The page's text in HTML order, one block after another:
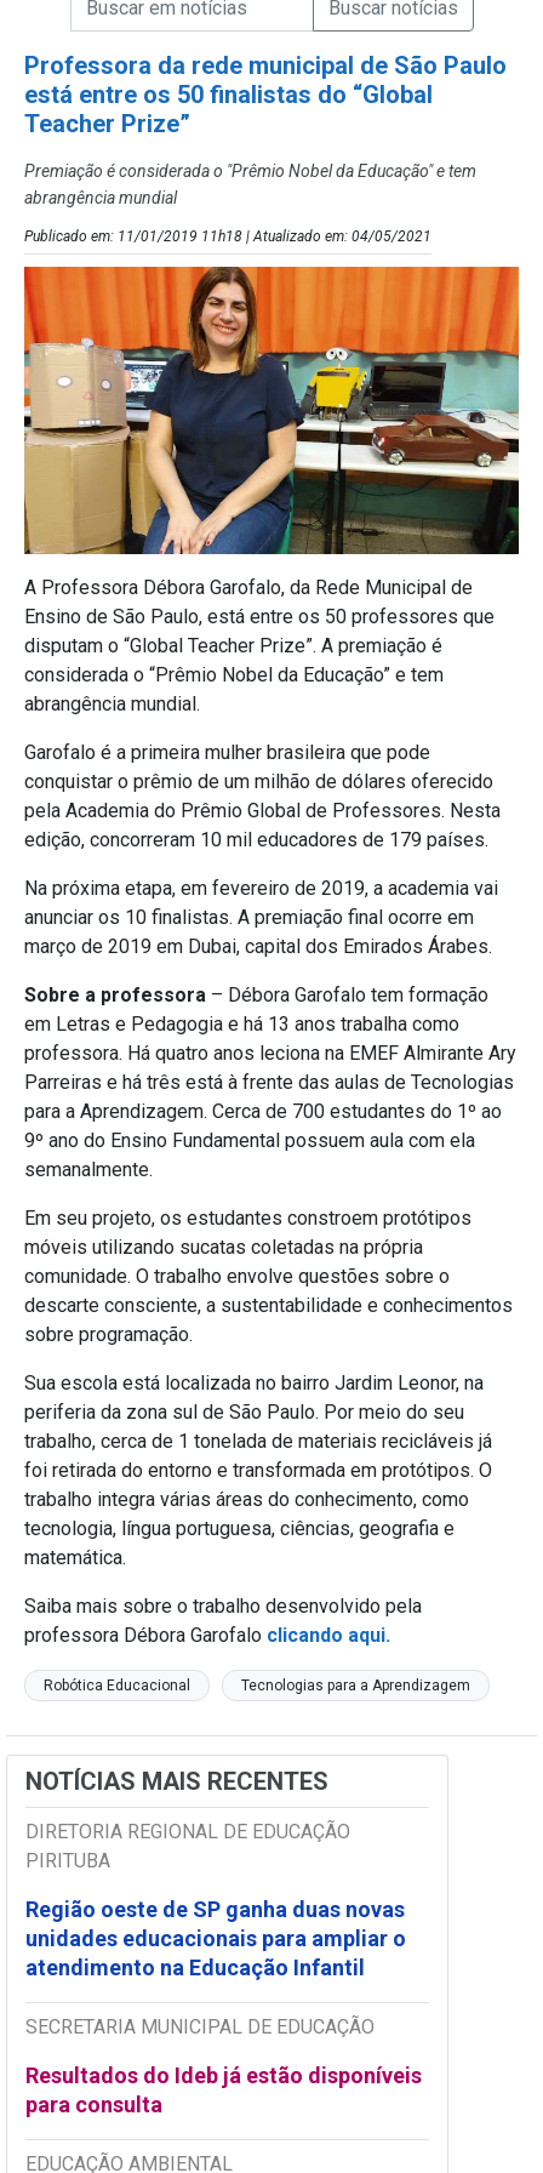
Professora da rede municipal de São Paulo
está entre os 50 finalistas do “Global
Teacher Prize”
Premiação é considerada o "Prêmio Nobel da Educação" e tem
abrangência mundial
Publicado em: 11/01/2019 11h18 | Atualizado em: 04/05/2021
A Professora Débora Garofalo, da Rede Municipal de
Ensino de São Paulo, está entre os 50 professores que
disputam o “Global Teacher Prize”. A premiação é
considerada o “Prêmio Nobel da Educação” e tem
abrangência mundial.
Garofalo é a primeira mulher brasileira que pode
conquistar o prêmio de um milhão de dólares oferecido
pela Academia do Prêmio Global de Professores. Nesta
edição, concorreram 10 mil educadores de 179 países.
Na próxima etapa, em fevereiro de 2019, a academia vai
anunciar os 10 finalistas. A premiação final ocorre em
março de 2019 em Dubai, capital dos Emirados Árabes.
Sobre a professora – Débora Garofalo tem formação
em Letras e Pedagogia e há 13 anos trabalha como
professora. Há quatro anos leciona na EMEF Almirante Ary
Parreiras e há três está à frente das aulas de Tecnologias
para a Aprendizagem. Cerca de 700 estudantes do 1º ao
9º ano do Ensino Fundamental possuem aula com ela
semanalmente.
Em seu projeto, os estudantes constroem protótipos
móveis utilizando sucatas coletadas na própria
comunidade. O trabalho envolve questões sobre o
descarte consciente, a sustentabilidade e conhecimentos
sobre programação.
Sua escola está localizada no bairro Jardim Leonor, na
periferia da zona sul de São Paulo. Por meio do seu
trabalho, cerca de 1 tonelada de materiais recicláveis já
foi retirada do entorno e transformada em protótipos. O
trabalho integra várias áreas do conhecimento, como
tecnologia, língua portuguesa, ciências, geografia e
matemática.
Saiba mais sobre o trabalho desenvolvido pela
professora Débora Garofalo clicando aqui.
Robótica Educacional Tecnologias para a Aprendizagem
NOTÍCIAS MAIS RECENTES
DIRETORIA REGIONAL DE EDUCAÇÃO
PIRITUBA
Região oeste de SP ganha duas novas
unidades educacionais para ampliar o
atendimento na Educação Infantil
SECRETARIA MUNICIPAL DE EDUCAÇÃO
Resultados do Ideb já estão disponíveis
para consulta
EDUCAÇÃO AMBIENTAL